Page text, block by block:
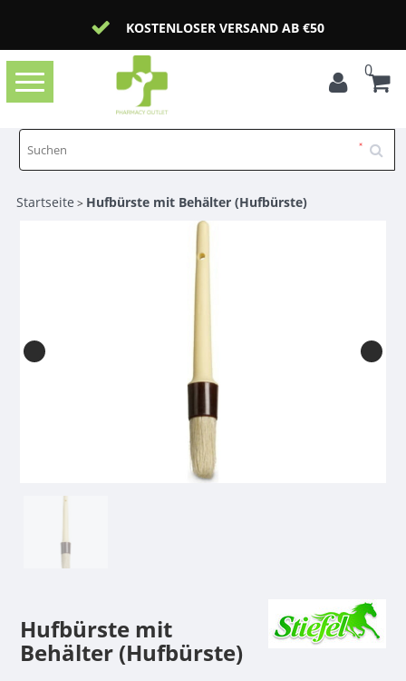
KOSTENLOSER VERSAND AB €50
Toggle
navigation
0
Startseite > Hufbürste mit Behälter (Hufbürste)
Hufbürste mit
Behälter (Hufbürste)